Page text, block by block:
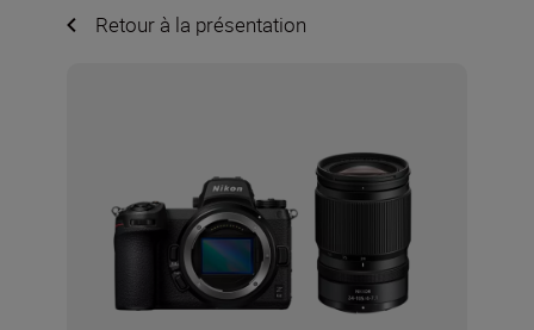
Retour à la présentation